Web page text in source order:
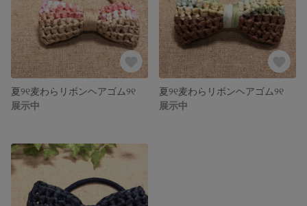
夏୨୧麦わらリボンヘアゴム୨୧
展示中
夏୨୧麦わらリボンヘアゴム୨୧
展示中